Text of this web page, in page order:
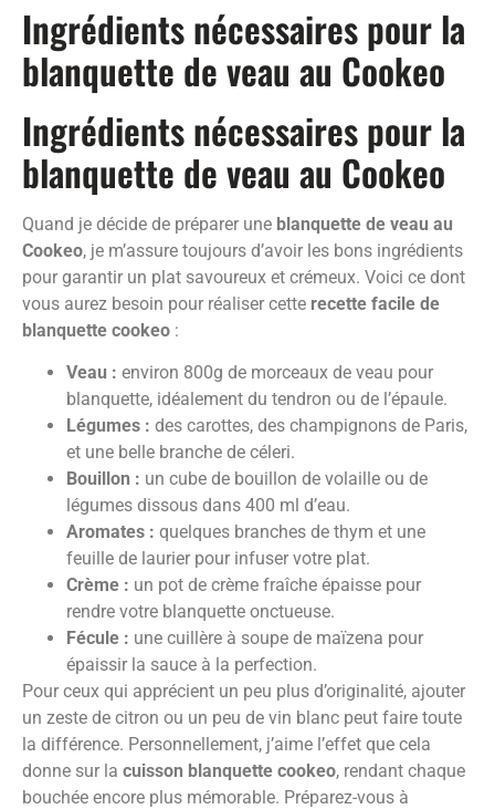
Ingrédients nécessaires pour la
blanquette de veau au Cookeo
Ingrédients nécessaires pour la
blanquette de veau au Cookeo
Quand je décide de préparer une blanquette de veau au
Cookeo, je m’assure toujours d’avoir les bons ingrédients
pour garantir un plat savoureux et crémeux. Voici ce dont
vous aurez besoin pour réaliser cette recette facile de
blanquette cookeo :
Veau : environ 800g de morceaux de veau pour
blanquette, idéalement du tendron ou de l’épaule.
Légumes : des carottes, des champignons de Paris,
et une belle branche de céleri.
Bouillon : un cube de bouillon de volaille ou de
légumes dissous dans 400 ml d’eau.
Aromates : quelques branches de thym et une
feuille de laurier pour infuser votre plat.
Crème : un pot de crème fraîche épaisse pour
rendre votre blanquette onctueuse.
Fécule : une cuillère à soupe de maïzena pour
épaissir la sauce à la perfection.
Pour ceux qui apprécient un peu plus d’originalité, ajouter
un zeste de citron ou un peu de vin blanc peut faire toute
la différence. Personnellement, j’aime l’effet que cela
donne sur la cuisson blanquette cookeo, rendant chaque
bouchée encore plus mémorable. Préparez-vous à